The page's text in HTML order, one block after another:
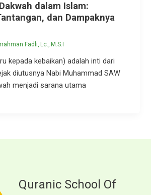
dalam Islam:
dan Dampaknya
Fadli, Lc., M.S.I
kepada kebaikan) adalah inti dari
diutusnya Nabi Muhammad SAW
menjadi sarana utama
Quranic School Of